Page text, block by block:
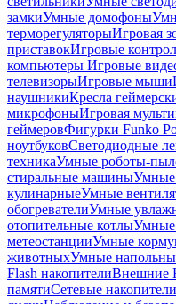
замкиУмные домофоны
терморегуляторыИгровая
приставокИгровые
компьютеры Игровые
телевизорыИгровые мыши
наушникиКресла
микрофоныИгровая
геймеровФигурки Funko
ноутбуковСветодиодные
техникаУмные роботы-
стиральные машиныУмные
кулинарныеУмные
обогревателиУмные
отопительные котлыУмные
метеостанцииУмные
животныхУмные
Flash накопителиВнешние
памятиСетевые накопители